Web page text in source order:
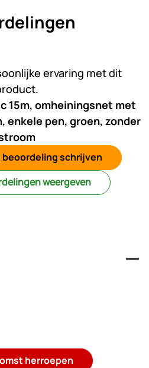
ervaring met dit
15m, omheiningsnet met
enkele pen, groen, zonder
beoordeling schrijven
weergeven
herroepen